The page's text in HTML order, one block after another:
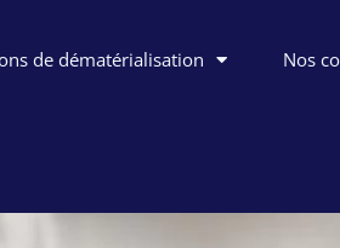
de dématérialisation Nos